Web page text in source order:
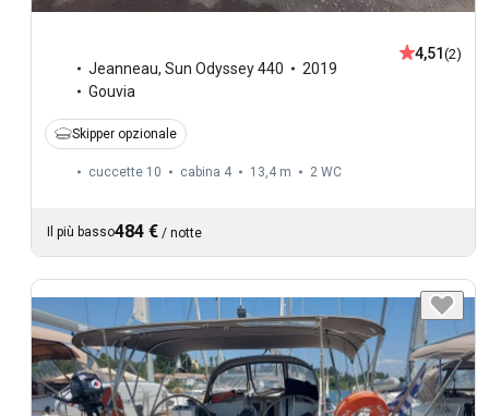
Jeanneau, Sun Odyssey 440
2019
Gouvia
4,51 (2)
Skipper opzionale
cuccette 10 cabina 4 13,4 m 2 WC
Il più basso484 € / notte